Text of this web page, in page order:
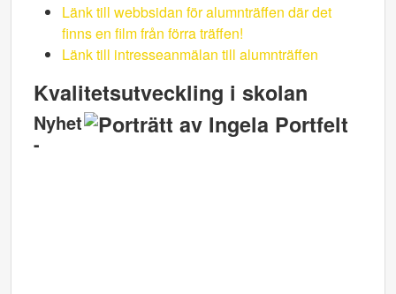
Länk till webbsidan för alumnträffen där det
finns en film från förra träffen!
Länk till intresseanmälan till alumnträffen
Kvalitetsutveckling i skolan
Nyhet
-